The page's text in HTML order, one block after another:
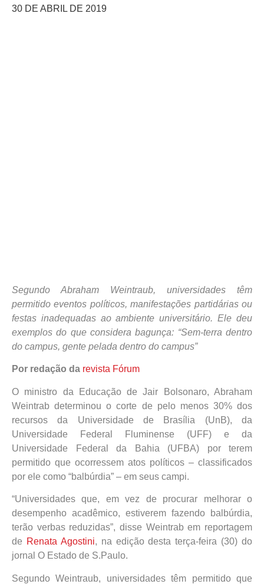
30 DE ABRIL DE 2019
Segundo Abraham Weintraub, universidades têm
permitido eventos políticos, manifestações partidárias ou
festas inadequadas ao ambiente universitário. Ele deu
exemplos do que considera bagunça: “Sem-terra dentro
do campus, gente pelada dentro do campus”
Por redação da revista Fórum
O ministro da Educação de Jair Bolsonaro, Abraham
Weintrab determinou o corte de pelo menos 30% dos
recursos da Universidade de Brasília (UnB), da
Universidade Federal Fluminense (UFF) e da
Universidade Federal da Bahia (UFBA) por terem
permitido que ocorressem atos políticos – classificados
por ele como “balbúrdia” – em seus campi.
“Universidades que, em vez de procurar melhorar o
desempenho acadêmico, estiverem fazendo balbúrdia,
terão verbas reduzidas”, disse Weintrab em reportagem
de Renata Agostini, na edição desta terça-feira (30) do
jornal O Estado de S.Paulo.
Segundo Weintraub, universidades têm permitido que